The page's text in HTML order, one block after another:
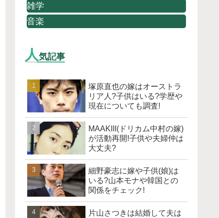
雑学
音楽
人気記事
塚原直也の嫁はオーストラ
リア人?子供はいる?学歴や
現在についても調査!
MAAKIII(ドリカム中村の嫁)
が活動再開!子供や夫婦仲は
大丈夫?
細野豪志に嫁や子供(娘)は
いる?山本モナや韓国との
関係をチェック!
片山さつきは結婚して夫は